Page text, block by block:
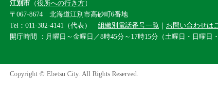
江別市 （役所への行き方）
〒067-8674 北海道江別市高砂町6番地
Tel：011-382-4141（代表） 組織別電話番号一覧 ｜ お問い合わせは
開庁時間 ：月曜日～金曜日／8時45分～17時15分（土曜日・日曜日
Copyright © Ebetsu City. All Rights Reserved.